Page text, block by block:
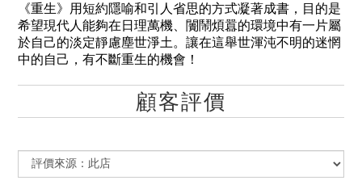
《重生》用短約隱喻和引人省思的方式凝著成書，目的是
希望現代人能夠在日理萬機、闠鬧煩囂的環境中有一片屬
於自己的淡定靜慮塵世淨土。讓在這舉世渾沌不明的迷惘
中的自己，有不斷重生的機會！
顧客評價